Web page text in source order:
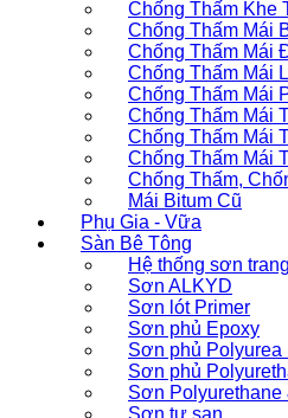
Chống Thấm Khe
Chống Thấm Mái
Chống Thấm Mái
Chống Thấm Mái
Chống Thấm Mái
Chống Thấm Mái
Chống Thấm Mái
Chống Thấm Mái
Chống Thấm,
Mái Bitum Cũ
Phụ Gia - Vữa
Sàn Bê Tông
Hệ thống sơn
Sơn ALKYD
Sơn lót Primer
Sơn phủ Epoxy
Sơn phủ Polyurea
Sơn phủ
Sơn Polyurethane